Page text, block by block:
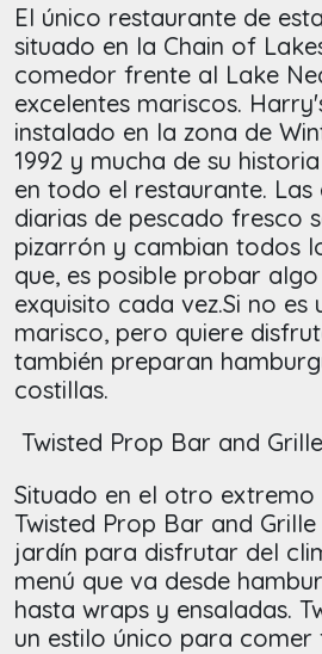
El único restaurante de
situado en la Chain of
comedor frente al Lake
excelentes mariscos.
instalado en la zona de
1992 y mucha de su
en todo el restaurante. Las
diarias de pescado fresco
pizarrón y cambian todos
que, es posible probar
exquisito cada vez.Si no
marisco, pero quiere
también preparan
costillas.
Twisted Prop Bar and Grille
Situado en el otro extremo
Twisted Prop Bar and
jardín para disfrutar del
menú que va desde
hasta wraps y ensaladas.
un estilo único para